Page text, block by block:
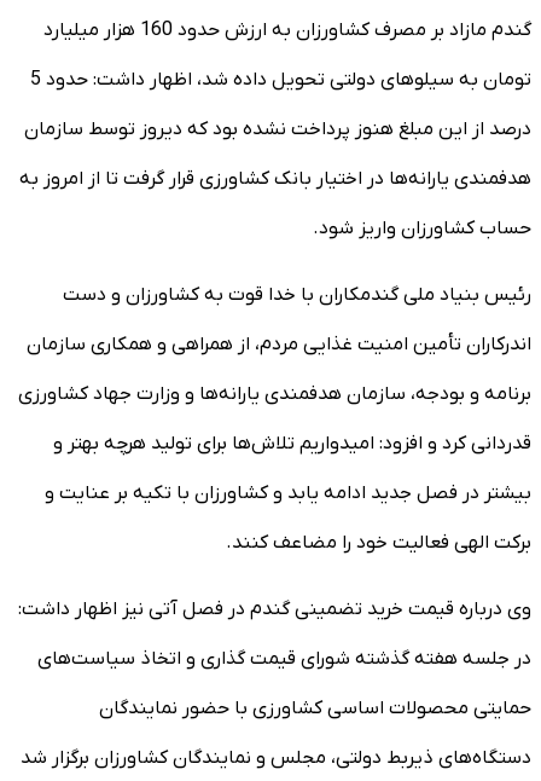
گندم مازاد بر مصرف کشاورزان به ارزش حدود 160 هزار میلیارد
تومان به سیلوهای دولتی تحویل داده شد، اظهار داشت: حدود 5
درصد از این مبلغ هنوز پرداخت نشده بود که دیروز توسط سازمان
هدفمندی یارانه‌ها در اختیار بانک کشاورزی قرار گرفت تا از امروز به
حساب کشاورزان واریز شود.
رئیس بنیاد ملی گندمکاران با خدا قوت به کشاورزان و دست
اندرکاران تأمین امنیت غذایی مردم، از همراهی و همکاری سازمان
برنامه و بودجه، سازمان هدفمندی یارانه‌ها و وزارت جهاد کشاورزی
قدردانی کرد و افزود: امیدواریم تلاش‌ها برای تولید هرچه بهتر و
بیشتر در فصل جدید ادامه یابد و کشاورزان با تکیه بر عنایت و
برکت الهی فعالیت خود را مضاعف کنند.
وی درباره قیمت خرید تضمینی گندم در فصل آتی نیز اظهار داشت:
در جلسه هفته گذشته شورای قیمت گذاری و اتخاذ سیاست‌های
حمایتی محصولات اساسی کشاورزی با حضور نمایندگان
دستگاه‌های ذیربط دولتی، مجلس و نمایندگان کشاورزان برگزار شد